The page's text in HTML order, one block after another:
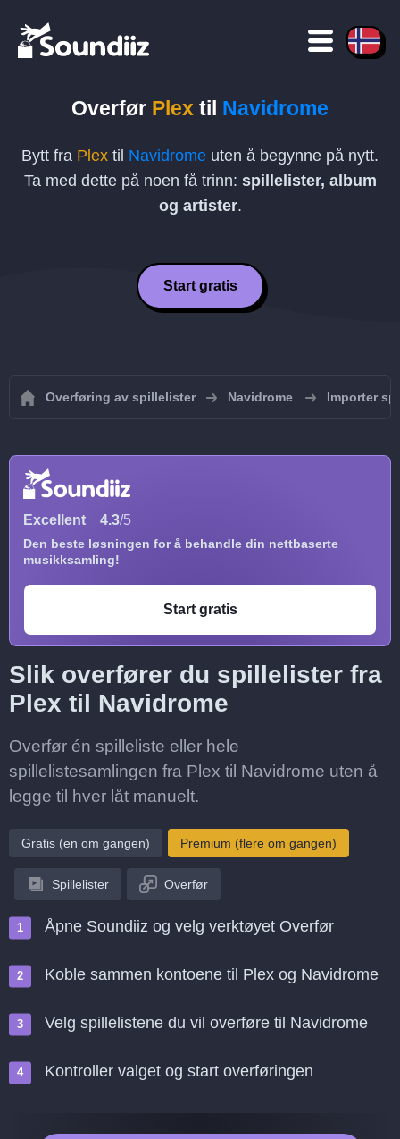
Overfør Plex til Navidrome
Bytt fra Plex til Navidrome uten å begynne på nytt.
Ta med dette på noen få trinn: spillelister, album
og artister.
Start gratis
Overføring av spillelister Navidrome Importer
Excellent 4.3/5
Den beste løsningen for å behandle din nettbaserte
musikksamling!
Start gratis
Slik overfører du spillelister fra
Plex til Navidrome
Overfør én spilleliste eller hele
spillelistesamlingen fra Plex til Navidrome uten å
legge til hver låt manuelt.
Gratis (en om gangen) Premium (flere om gangen)
Spillelister Overfør
Åpne Soundiiz og velg verktøyet Overfør
Koble sammen kontoene til Plex og Navidrome
Velg spillelistene du vil overføre til Navidrome
Kontroller valget og start overføringen